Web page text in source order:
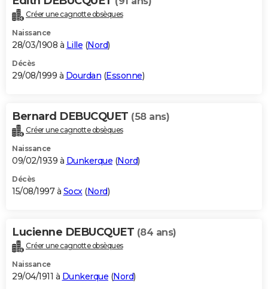
Créer une cagnotte obsèques
Naissance
28/03/1908 à Lille (Nord)
Décès
29/08/1999 à Dourdan (Essonne)
Bernard DEBUCQUET (58 ans)
Créer une cagnotte obsèques
Naissance
09/02/1939 à Dunkerque (Nord)
Décès
15/08/1997 à Socx(Nord)
Lucienne DEBUCQUET (84 ans)
Créer une cagnotte obsèques
Naissance
29/04/1911 à Dunkerque (Nord)